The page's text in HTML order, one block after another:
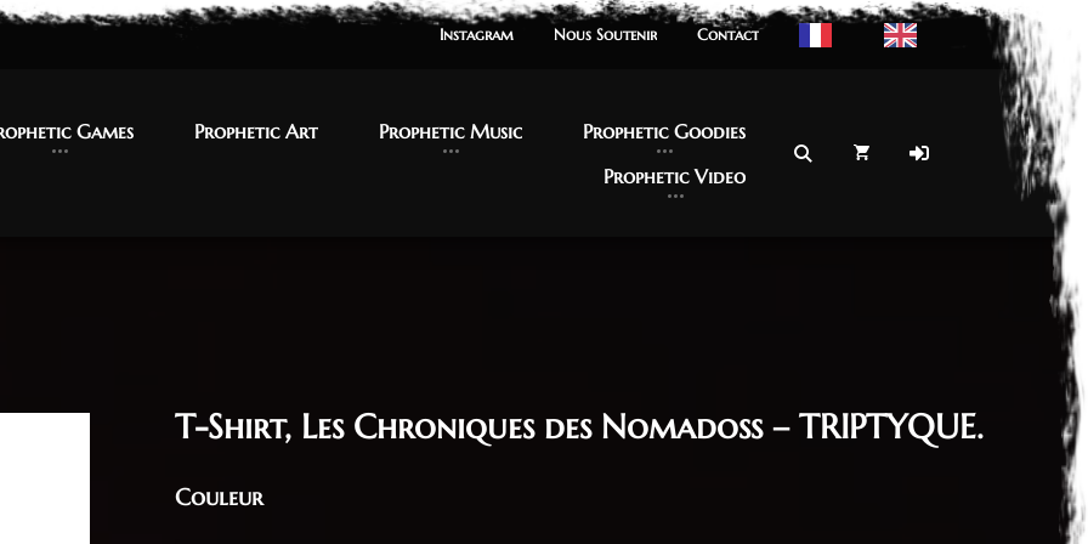
Instagram
Instagram Nous Soutenir
Nous Soutenir Contact
Contact
Games
Games Prophetic Art
Prophetic Art Prophetic Music
Prophetic Music Prophetic Goodies
Prophetic Goodies
Prophetic Video
Prophetic Video
T-Shirt, Les Chroniques des Nomadoss – TRIPTYQUE.
Couleur